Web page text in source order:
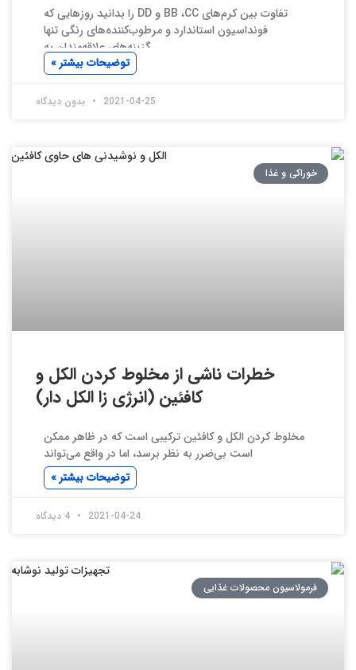
تفاوت بین کرم‌های BB ،CC و DD را بدانید روزهایی که
فونداسیون استاندارد و مرطوب‌کننده‌های رنگی تنها
گزینه‌های علاقه‌مندان به
توضیحات بیشتر »
2021-04-25 بدون دیدگاه
خوراکی و غذا
خطرات ناشی از مخلوط کردن الکل و
کافئین (انرژی زا الکل دار)
مخلوط کردن الکل و کافئین ترکیبی است که در ظاهر ممکن
است بی‌ضرر به نظر برسد، اما در واقع می‌تواند
توضیحات بیشتر »
2021-04-24
فرمولاسیون محصولات غذایی